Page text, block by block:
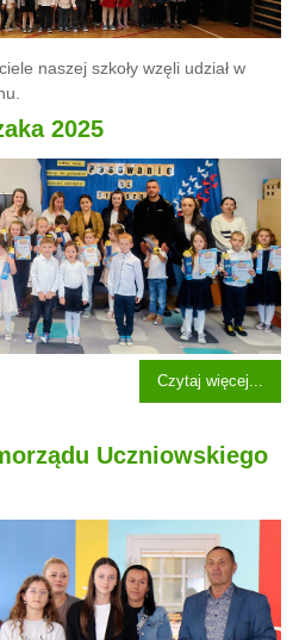
naszej szkoły wzęli udział w
2025
Czytaj więcej...
Uczniowskiego